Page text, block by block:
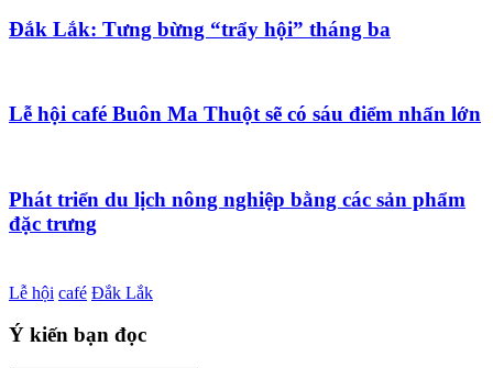
Đắk Lắk: Tưng bừng “trẩy hội” tháng ba
Lễ hội café Buôn Ma Thuột sẽ có sáu điểm nhấn lớn
Phát triển du lịch nông nghiệp bằng các sản phẩm
đặc trưng
Lễ hội café Đắk Lắk
Ý kiến bạn đọc